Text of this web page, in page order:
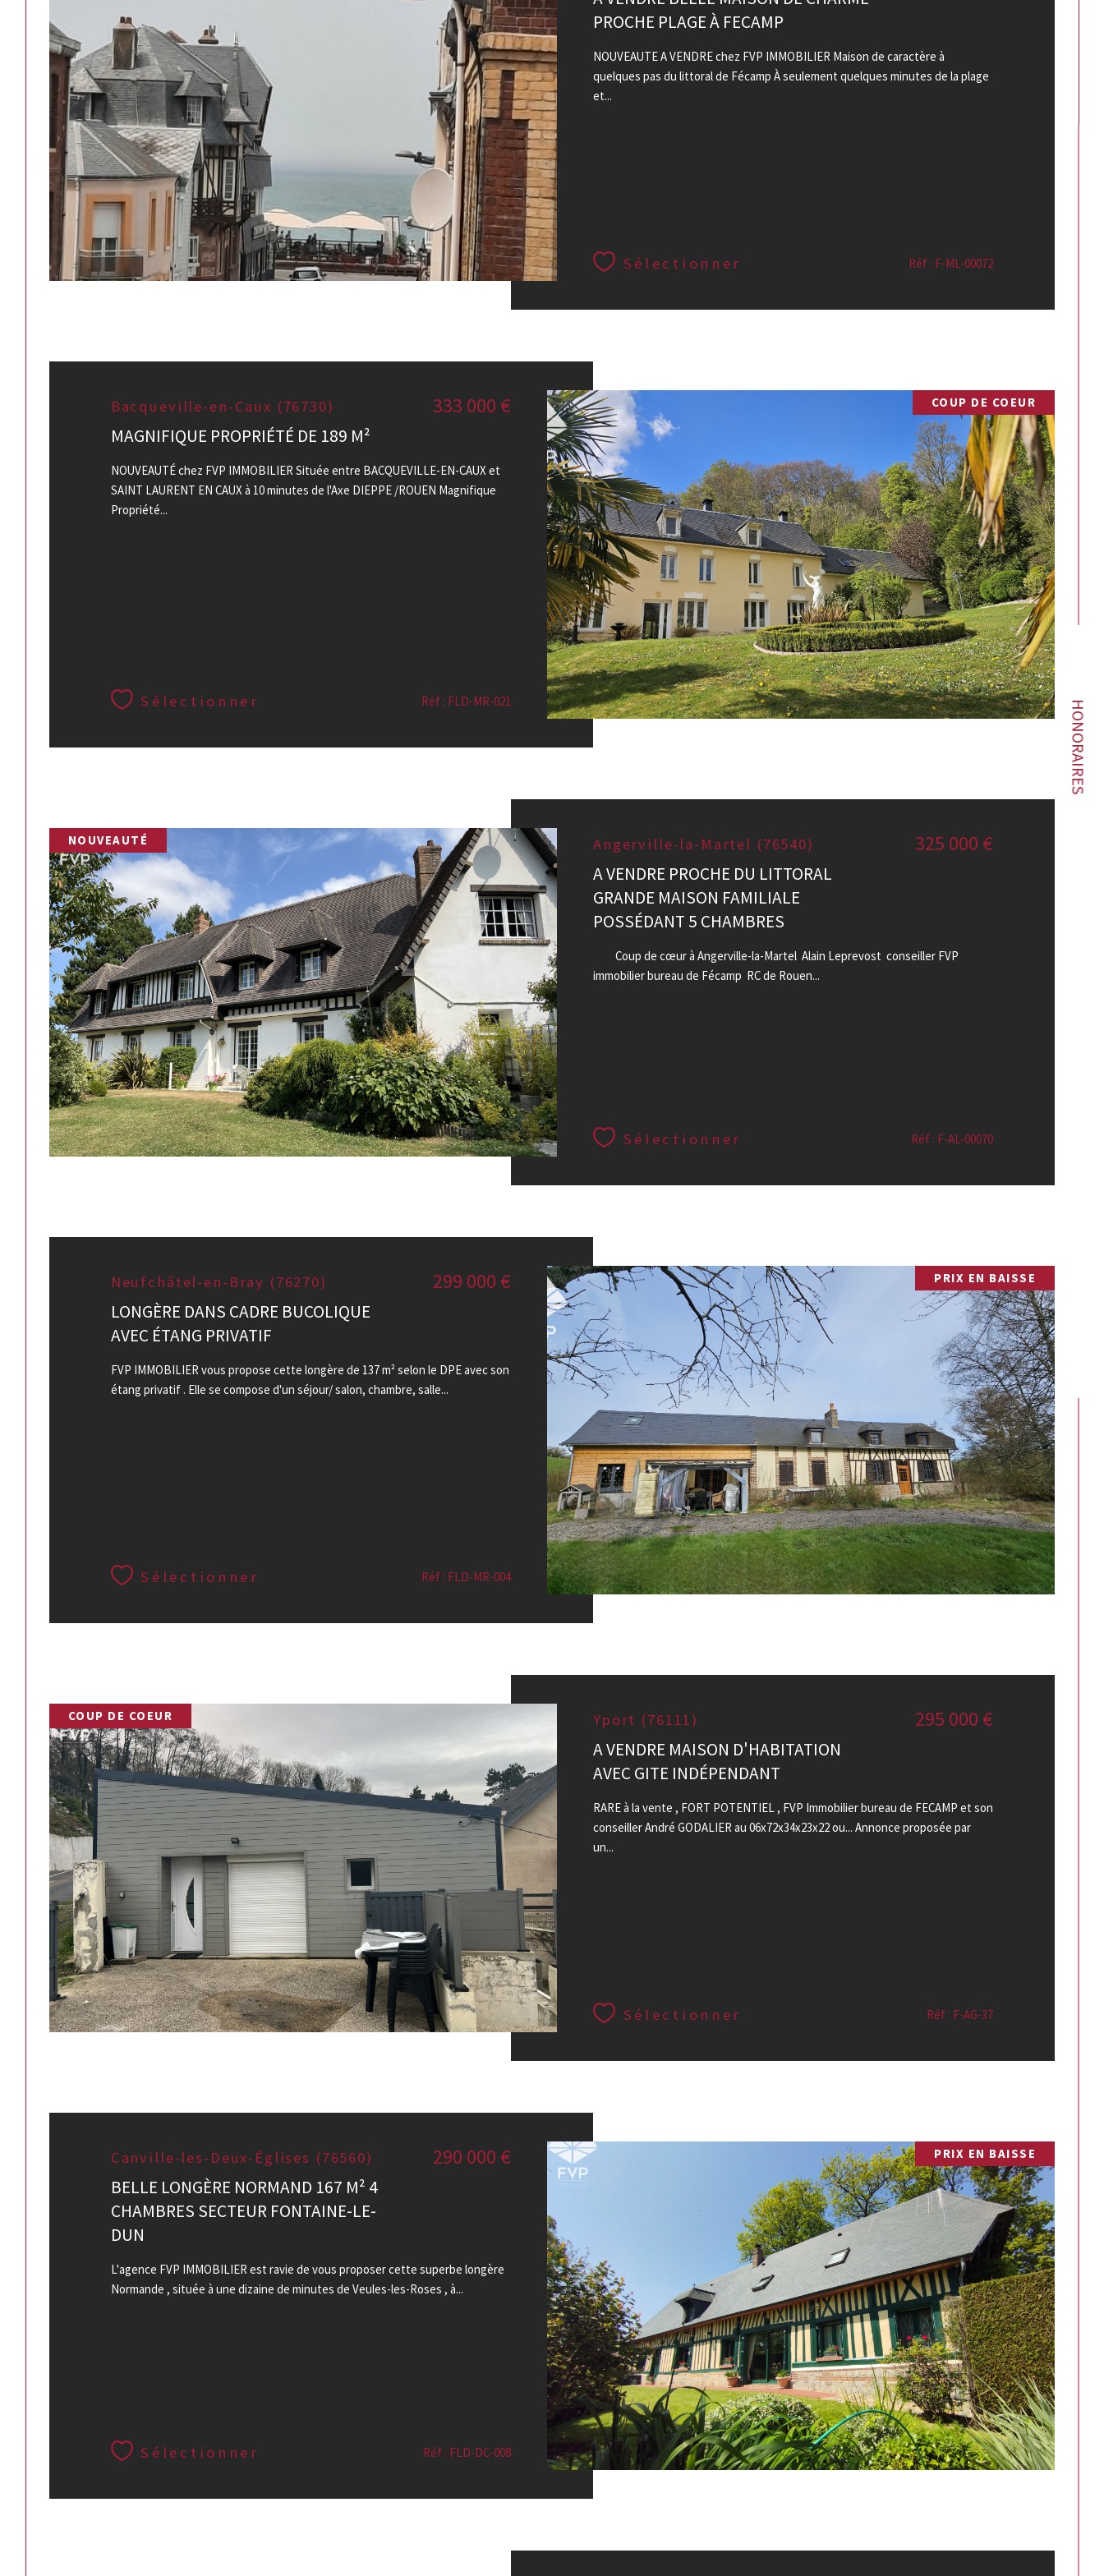
HONORAIRES
PROCHE PLAGE À FECAMP
NOUVEAUTE A VENDRE chez FVP IMMOBILIER Maison de caractère à
quelques pas du littoral de Fécamp À seulement quelques minutes de la plage
et...
Sélectionner Réf : F-ML-00072
Bacqueville-en-Caux (76730)
MAGNIFIQUE PROPRIÉTÉ DE 189 M²
333 000 €
NOUVEAUTÉ chez FVP IMMOBILIER Située entre BACQUEVILLE-EN-CAUX et
SAINT LAURENT EN CAUX à 10 minutes de l'Axe DIEPPE /ROUEN Magnifique
Propriété...
Sélectionner Réf : FLD-MR-021
COUP DE COEUR
Angerville-la-Martel (76540)
A VENDRE PROCHE DU LITTORAL
GRANDE MAISON FAMILIALE
POSSÉDANT 5 CHAMBRES
325 000 €
Coup de cœur à Angerville-la-Martel Alain Leprevost conseiller FVP
immobilier bureau de Fécamp RC de Rouen...
Sélectionner Réf : F-AL-00070
NOUVEAUTÉ
Neufchâtel-en-Bray (76270)
LONGÈRE DANS CADRE BUCOLIQUE
AVEC ÉTANG PRIVATIF
299 000 €
FVP IMMOBILIER vous propose cette longère de 137 m² selon le DPE avec son
étang privatif . Elle se compose d'un séjour/ salon, chambre, salle...
Sélectionner Réf : FLD-MR-004
PRIX EN BAISSE
Yport (76111)
A VENDRE MAISON D'HABITATION
AVEC GITE INDÉPENDANT
295 000 €
RARE à la vente , FORT POTENTIEL , FVP Immobilier bureau de FECAMP et son
conseiller André GODALIER au 06x72x34x23x22 ou... Annonce proposée par
un...
Sélectionner Réf : F-AG-37
COUP DE COEUR
Canville-les-Deux-Églises (76560)
BELLE LONGÈRE NORMAND 167 M² 4
CHAMBRES SECTEUR FONTAINE-LE-
DUN
290 000 €
L'agence FVP IMMOBILIER est ravie de vous proposer cette superbe longère
Normande , située à une dizaine de minutes de Veules-les-Roses , à...
Sélectionner Réf : FLD-DC-008
PRIX EN BAISSE